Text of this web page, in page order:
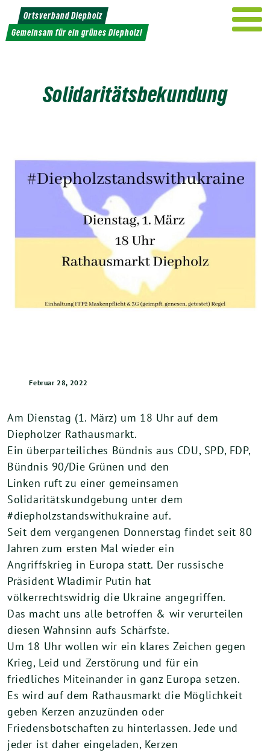
Weiter
zum
Inhalt
Ortsverband Diepholz
Gemeinsam für ein grünes Diepholz!
Solidaritätsbekundung
Februar 28, 2022
Am Dienstag (1. März) um 18 Uhr auf dem
Diepholzer Rathausmarkt.
Ein überparteiliches Bündnis aus CDU, SPD, FDP,
Bündnis 90/Die Grünen und den
Linken ruft zu einer gemeinsamen
Solidaritätskundgebung unter dem
#diepholzstandswithukraine auf.
Seit dem vergangenen Donnerstag findet seit 80
Jahren zum ersten Mal wieder ein
Angriffskrieg in Europa statt. Der russische
Präsident Wladimir Putin hat
völkerrechtswidrig die Ukraine angegriffen.
Das macht uns alle betroffen & wir verurteilen
diesen Wahnsinn aufs Schärfste.
Um 18 Uhr wollen wir ein klares Zeichen gegen
Krieg, Leid und Zerstörung und für ein
friedliches Miteinander in ganz Europa setzen.
Es wird auf dem Rathausmarkt die Möglichkeit
geben Kerzen anzuzünden oder
Friedensbotschaften zu hinterlassen. Jede und
jeder ist daher eingeladen, Kerzen